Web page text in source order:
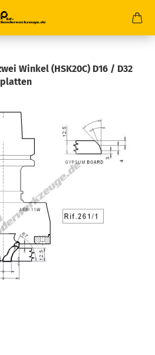
Winkel (HSK20C) D16 / D32